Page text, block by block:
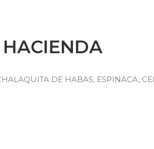
DE HABAS, ESPINACA,